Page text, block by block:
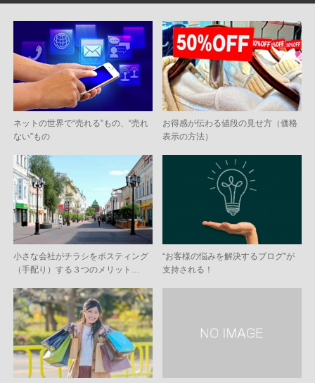
ネットの世界で“売れる”もの、“売れ
ない”もの
お得感が伝わる値段の見せ方（価格
表示の方法）
小さな会社がチラシをポスティング
（手配り）する３つのメリット…
“お客様の悩みを解決するブログ”が
支持される！